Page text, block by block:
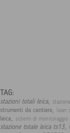
TAG:
stazioni totali leica,
strumenti da cantiere, laser
leica, sistemi di monitoraggio
stazione totale leica ts13,